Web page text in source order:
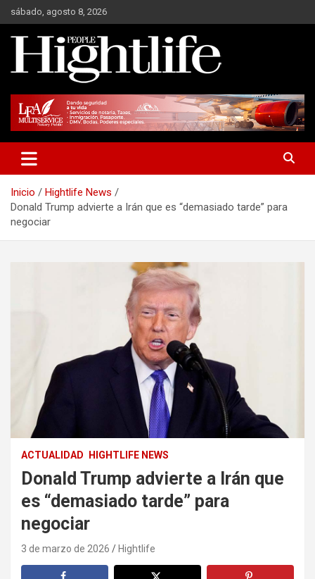
Saltar
al
contenido
sábado, agosto 8, 2026
Hight Life People
Inicio
Hightlife News
Donald Trump advierte a Irán que es “demasiado tarde” para
negociar
ACTUALIDAD HIGHTLIFE NEWS
Donald Trump advierte a Irán que
es “demasiado tarde” para
negociar
3 de marzo de 2026 Hightlife